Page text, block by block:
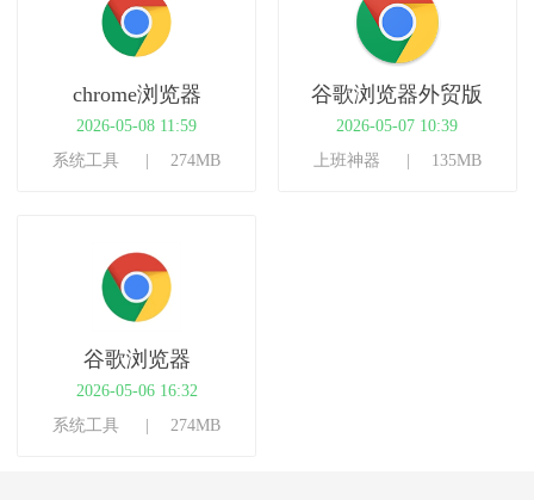
chrome浏览器
2026-05-08 11:59
系统工具
274MB
谷歌浏览器外贸版
2026-05-07 10:39
上班神器
135MB
谷歌浏览器
2026-05-06 16:32
系统工具
274MB